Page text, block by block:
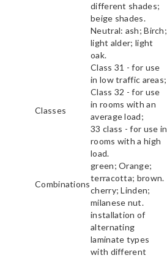
different shades;
beige shades.
Neutral: ash; Birch;
light alder; light
oak.
Classes
Class 31 - for use
in low traffic areas;
Class 32 - for use
in rooms with an
average load;
33 class - for use in
rooms with a high
load.
Combinations
green; Orange;
terracotta; brown.
cherry; Linden;
milanese nut.
installation of
alternating
laminate types
with different